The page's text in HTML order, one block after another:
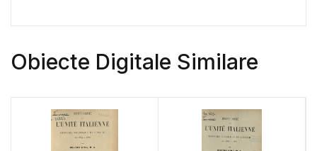
Obiecte Digitale Similare